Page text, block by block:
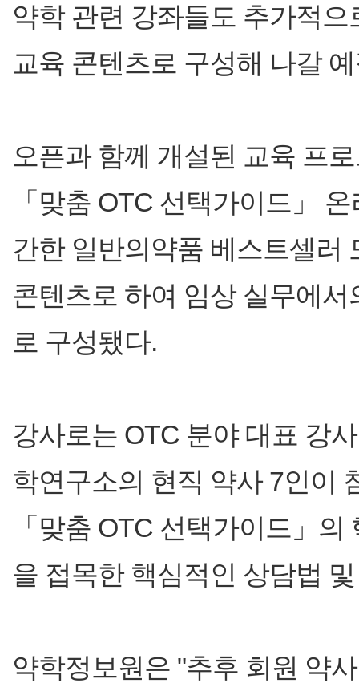
약학 관련 강좌들도 추가적
교육 콘텐츠로 구성해 나갈
오픈과 함께 개설된 교육 프
「맞춤 OTC 선택가이드」
간한 일반의약품 베스트셀러
콘텐츠로 하여 임상 실무에
로 구성됐다.
강사로는 OTC 분야 대표 강
학연구소의 현직 약사 7인이
「맞춤 OTC 선택가이드」
을 접목한 핵심적인 상담법
약학정보원은 "추후 회원 약